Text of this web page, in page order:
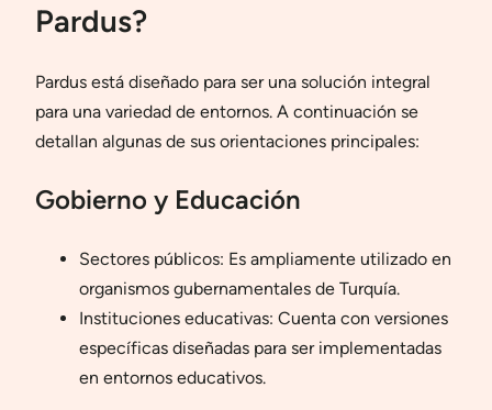
Pardus?
Pardus está diseñado para ser una solución integral
para una variedad de entornos. A continuación se
detallan algunas de sus orientaciones principales:
Gobierno y Educación
Sectores públicos: Es ampliamente utilizado en
organismos gubernamentales de Turquía.
Instituciones educativas: Cuenta con versiones
específicas diseñadas para ser implementadas
en entornos educativos.